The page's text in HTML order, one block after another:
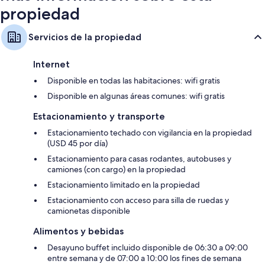
propiedad
Servicios de la propiedad
Internet
Disponible en todas las habitaciones: wifi gratis
Disponible en algunas áreas comunes: wifi gratis
Estacionamiento y transporte
Estacionamiento techado con vigilancia en la propiedad
(USD 45 por día)
Estacionamiento para casas rodantes, autobuses y
camiones (con cargo) en la propiedad
Estacionamiento limitado en la propiedad
Estacionamiento con acceso para silla de ruedas y
camionetas disponible
Alimentos y bebidas
Desayuno buffet incluido disponible de 06:30 a 09:00
entre semana y de 07:00 a 10:00 los fines de semana